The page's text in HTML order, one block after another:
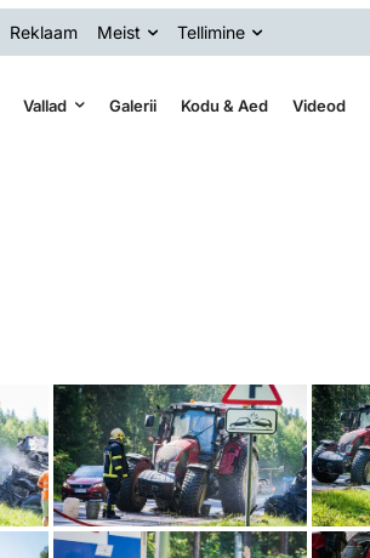
Reklaam Meist Tellimine
Vallad Galerii Kodu & Aed Videod